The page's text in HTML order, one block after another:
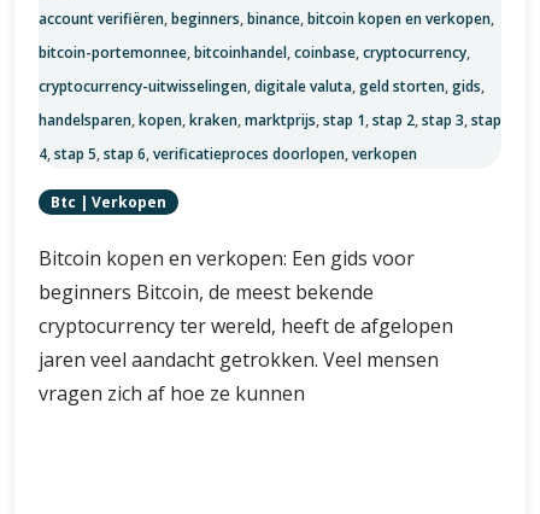
account verifiëren,beginners,binance,bitcoin kopen en verkopen,
bitcoin-portemonnee,bitcoinhandel,coinbase,cryptocurrency,
cryptocurrency-uitwisselingen,digitale valuta,geld storten,gids,
handelsparen,kopen,kraken,marktprijs,stap 1,stap 2,stap 3,stap
4,stap 5,stap 6,verificatieproces doorlopen,verkopen
Btc | Verkopen
Bitcoin kopen en verkopen: Een gids voor
beginners Bitcoin, de meest bekende
cryptocurrency ter wereld, heeft de afgelopen
jaren veel aandacht getrokken. Veel mensen
vragen zich af hoe ze kunnen